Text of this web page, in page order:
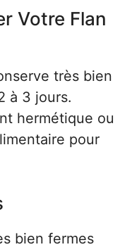
Votre Flan
très bien
à 3 jours.
hermétique ou
pour
bien fermes